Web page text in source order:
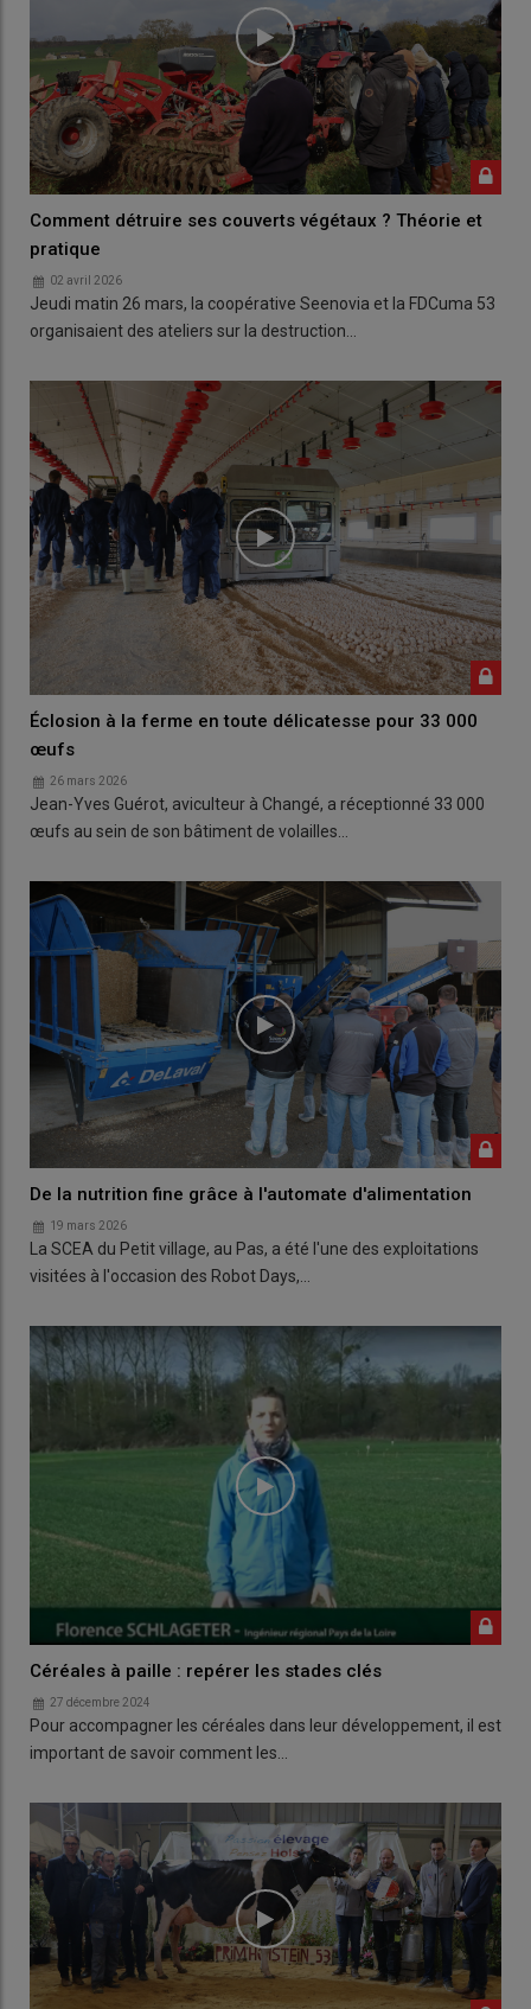
Comment détruire ses couverts végétaux ? Théorie et
pratique
02 avril 2026
Jeudi matin 26 mars, la coopérative Seenovia et la FDCuma 53
organisaient des ateliers sur la destruction…
Éclosion à la ferme en toute délicatesse pour 33 000
œufs
26 mars 2026
Jean-Yves Guérot, aviculteur à Changé, a réceptionné 33 000
œufs au sein de son bâtiment de volailles…
De la nutrition fine grâce à l'automate d'alimentation
19 mars 2026
La SCEA du Petit village, au Pas, a été l'une des exploitations
visitées à l'occasion des Robot Days,…
Céréales à paille : repérer les stades clés
27 décembre 2024
Pour accompagner les céréales dans leur développement, il est
important de savoir comment les…